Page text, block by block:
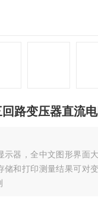
路变压器直流
示器，全中文图形界面
储和打印测量结果可对